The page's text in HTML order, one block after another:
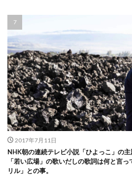
2017年7月11日
NHK朝の連続テレビ小説「ひよっこ」の
「若い広場」の歌いだしの歌詞は何と言
リル」との事。